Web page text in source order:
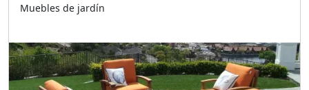
Muebles de jardín